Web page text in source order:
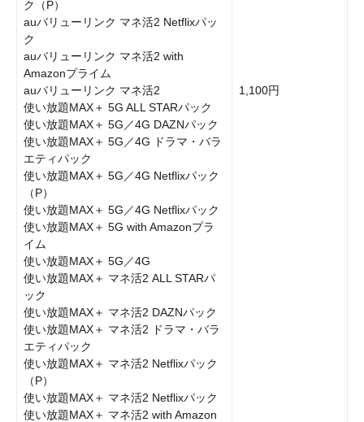
ク（P）
auバリューリンク マネ活2 Netflixパッ
ク
auバリューリンク マネ活2 with
Amazonプライム
auバリューリンク マネ活2
使い放題MAX＋ 5G ALL STARパック
使い放題MAX＋ 5G／4G DAZNパック
使い放題MAX＋ 5G／4G ドラマ・バラ
エティパック
使い放題MAX＋ 5G／4G Netflixパック
（P）
使い放題MAX＋ 5G／4G Netflixパック
使い放題MAX＋ 5G with Amazonプラ
イム
使い放題MAX＋ 5G／4G
使い放題MAX＋ マネ活2 ALL STARパ
ック
使い放題MAX＋ マネ活2 DAZNパック
使い放題MAX＋ マネ活2 ドラマ・バラ
エティパック
使い放題MAX＋ マネ活2 Netflixパック
（P）
使い放題MAX＋ マネ活2 Netflixパック
使い放題MAX＋ マネ活2 with Amazon
1,100円